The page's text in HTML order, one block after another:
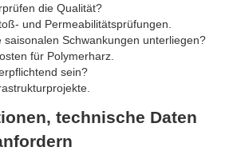
die Qualität?
und Permeabilitätsprüfungen.
saisonalen Schwankungen unterliegen?
für Polymerharz.
sein?
technische Daten